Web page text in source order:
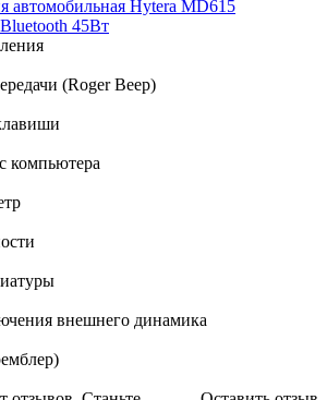
автомобильная Hytera MD615
45Вт
(Roger Beep)
компьютера
внешнего динамика